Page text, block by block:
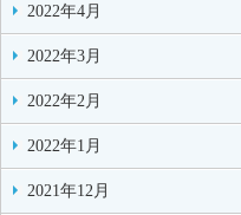
2022年4月
2022年3月
2022年2月
2022年1月
2021年12月